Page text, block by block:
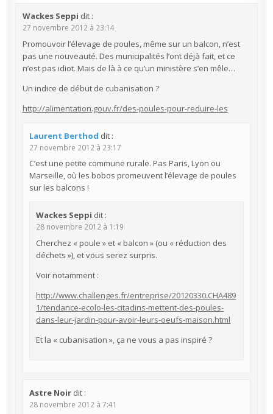
Wackes Seppi dit :
27 novembre 2012 à 23:14
Promouvoir l’élevage de poules, même sur un balcon, n’est
pas une nouveauté. Des municipalités l’ont déjà fait, et ce
n’est pas idiot. Mais de là à ce qu’un ministère s’en mêle…
Un indice de début de cubanisation ?
http://alimentation.gouv.fr/des-poules-pour-reduire-les
Laurent Berthod dit :
27 novembre 2012 à 23:17
C’est une petite commune rurale. Pas Paris, Lyon ou
Marseille, où les bobos promeuvent l’élevage de poules
sur les balcons !
Wackes Seppi dit :
28 novembre 2012 à 1:19
Cherchez « poule » et « balcon » (ou « réduction des
déchets »), et vous serez surpris.
Voir notamment :
http://www.challenges.fr/entreprise/20120330.CHA489
1/tendance-ecolo-les-citadins-mettent-des-poules-
dans-leur-jardin-pour-avoir-leurs-oeufs-maison.html
Et la « cubanisation », ça ne vous a pas inspiré ?
Astre Noir dit :
28 novembre 2012 à 7:41